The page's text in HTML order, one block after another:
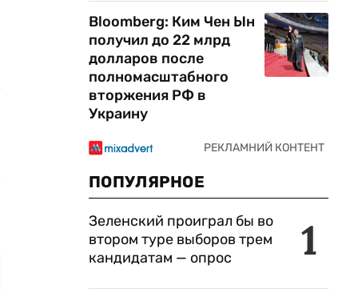
Bloomberg: Ким Чен Ын
получил до 22 млрд
долларов после
полномасштабного
вторжения РФ в
Украину
ПОПУЛЯРНОЕ
1
Зеленский проиграл бы во
втором туре выборов трем
кандидатам — опрос